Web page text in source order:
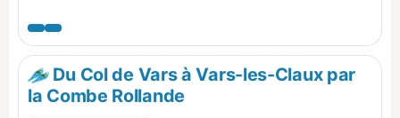
Du Col de Vars à Vars-les-Claux par
la Combe Rollande